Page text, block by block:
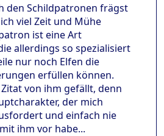
den Schildpatronen frägst
viel Zeit und Mühe
ist eine Art
allerdings so spezialisiert
nur noch Elfen die
erfüllen können.
von ihm gefällt, denn
der mich
und einfach nie
ihm vor habe...